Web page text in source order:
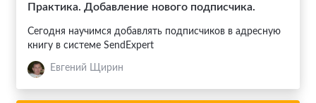
Практика. Добавление нового подписчика.
Сегодня научимся добавлять подписчиков в адресную
книгу в системе SendExpert
Евгений Щирин